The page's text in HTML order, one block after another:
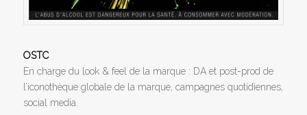
OSTC
En charge du look & feel de la marque : DA et post-prod de
l’iconothèque globale de la marque, campagnes quotidiennes,
social media.